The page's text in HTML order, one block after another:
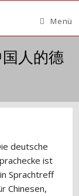
Menü
人的德
deutsche
ist
Sprachtreff
Chinesen,